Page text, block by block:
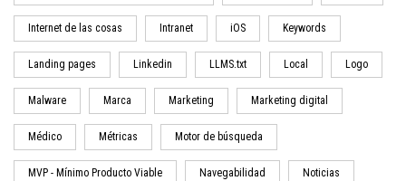
Internet de las cosas Intranet iOS Keywords
Landing pages Linkedin LLMS.txt Local Logo
Malware Marca Marketing Marketing digital
Médico Métricas Motor de búsqueda
MVP - Mínimo Producto Viable Navegabilidad Noticias